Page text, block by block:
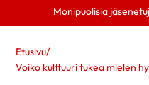
Monipuolisia
Etusivu/
Voiko kulttuuri tukea mielen